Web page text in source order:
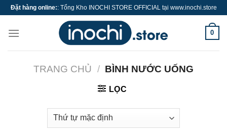
Skip
content
Đặt hàng online:: Tổng Kho INOCHI STORE OFFICIAL tại www.inochi.store
0
TRANG CHỦ / BÌNH NƯỚC UỐNG
LỌC